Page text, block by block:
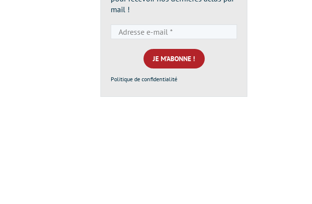
mail !
e-
mail
*
Politique de confidentialité